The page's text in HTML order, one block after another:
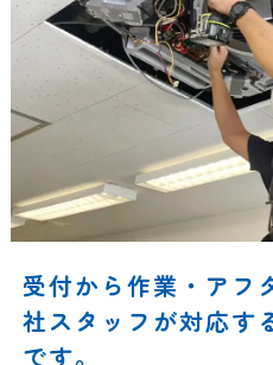
受付から作業・アフ
社スタッフが対応す
です。